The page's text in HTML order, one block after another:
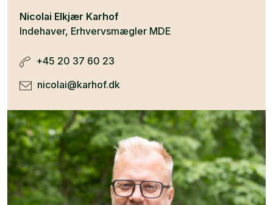
Nicolai Elkjær Karhof
Indehaver, Erhvervsmægler MDE
+45 20 37 60 23
nicolai@karhof.dk